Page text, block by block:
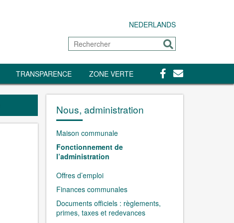
NEDERLANDS
Rechercher
Envoyer
TRANSPARENCE ZONE VERTE Facebook
Contact
Nous, administration
Maison communale
Fonctionnement de
l’administration
Offres d’emploi
Finances communales
Documents officiels : règlements,
primes, taxes et redevances